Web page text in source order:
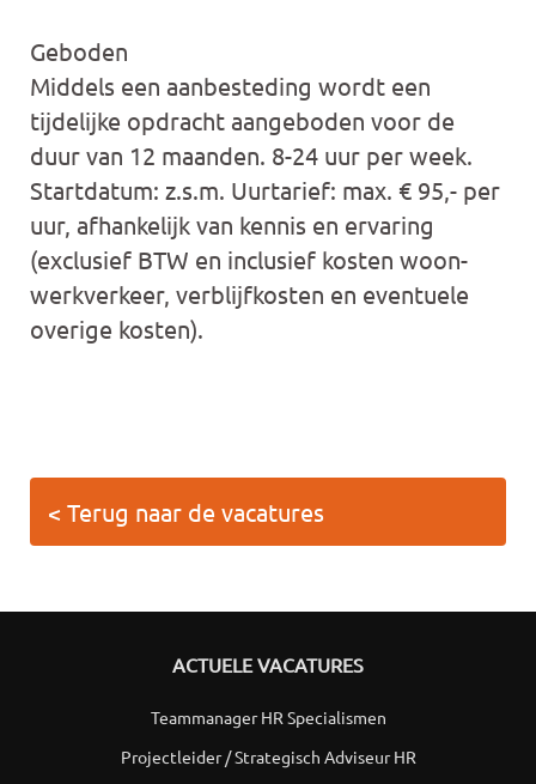
Geboden
Middels een aanbesteding wordt een
tijdelijke opdracht aangeboden voor de
duur van 12 maanden. 8-24 uur per week.
Startdatum: z.s.m. Uurtarief: max. € 95,- per
uur, afhankelijk van kennis en ervaring
(exclusief BTW en inclusief kosten woon-
werkverkeer, verblijfkosten en eventuele
overige kosten).
< Terug naar de vacatures
ACTUELE VACATURES
Teammanager HR Specialismen
Projectleider / Strategisch Adviseur HR